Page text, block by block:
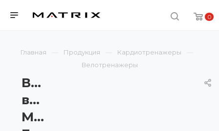
0
Главная Продукция
Кардиотренажеры
Велотренажеры
Вертикальный
велотренажер
Matrix